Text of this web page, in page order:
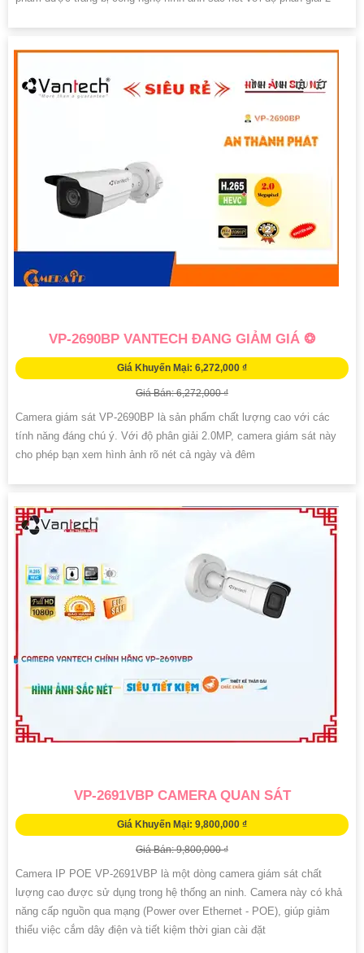
VP-2690BP VANTECH ĐANG GIẢM GIÁ ❂
Giá Khuyến Mại: 6,272,000 ₫
Giá Bán: 6,272,000 ₫
Camera giám sát VP-2690BP là sản phẩm chất lượng cao với các
tính năng đáng chú ý. Với độ phân giải 2.0MP, camera giám sát này
cho phép bạn xem hình ảnh rõ nét cả ngày và đêm
VP-2691VBP CAMERA QUAN SÁT
Giá Khuyến Mại: 9,800,000 ₫
Giá Bán: 9,800,000 ₫
Camera IP POE VP-2691VBP là một dòng camera giám sát chất
lượng cao được sử dụng trong hệ thống an ninh. Camera này có khả
năng cấp nguồn qua mạng (Power over Ethernet - POE), giúp giảm
thiểu việc cắm dây điện và tiết kiệm thời gian cài đặt